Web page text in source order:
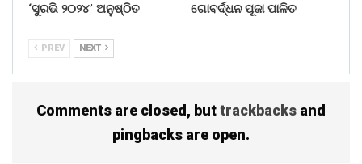
‘ସୁରଭି ୨୦୨୪’ ଅନୁଷ୍ଠିତ
ଗୋବର୍ଦ୍ଧନ ପୂଜା ପାଳିତ
PREV NEXT
Comments are closed, buttrackbacks and
pingbacks are open.